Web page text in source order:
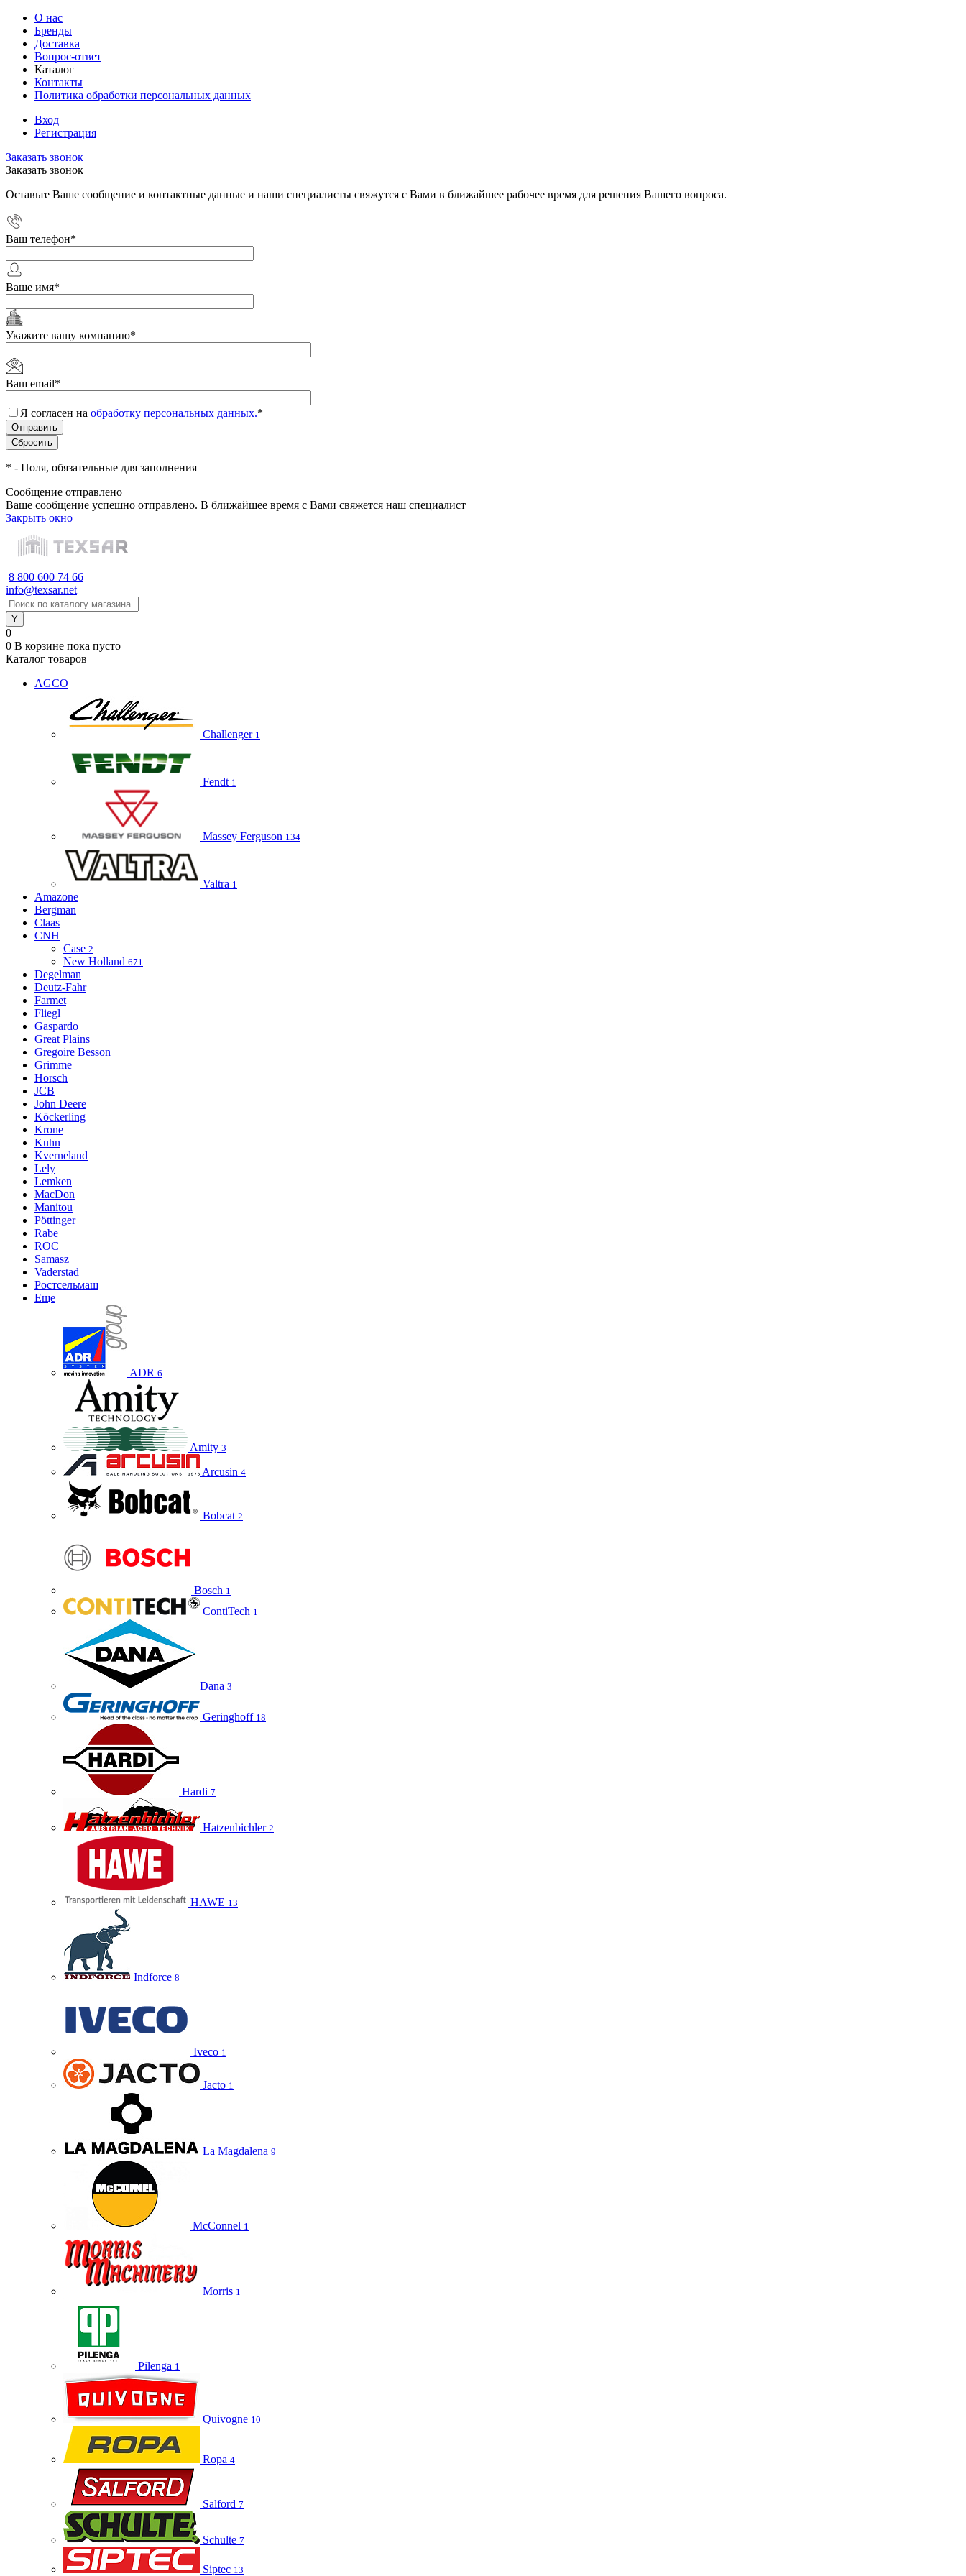
О нас
Бренды
Доставка
Вопрос-ответ
Каталог
Контакты
Политика обработки персональных данных
Вход
Регистрация
Заказать звонок
Заказать звонок
Оставьте Ваше сообщение и контактные данные и наши специалисты свяжутся с Вами в ближайшее рабочее время для решения Вашего вопроса.
Ваш телефон*
Ваше имя*
Укажите вашу компанию*
Ваш email*
Я согласен на обработку персональных данных.*
* - Поля, обязательные для заполнения
Сообщение отправлено
Ваше сообщение успешно отправлено. В ближайшее время с Вами свяжется наш специалист
Закрыть окно
8 800 600 74 66
info@texsar.net
0
0 В корзине пока пусто
Каталог товаров
AGCO
Challenger 1
Fendt 1
Massey Ferguson 134
Valtra 1
Amazone
Bergman
Claas
CNH
Case 2
New Holland 671
Degelman
Deutz-Fahr
Farmet
Fliegl
Gaspardo
Great Plains
Gregoire Besson
Grimme
Horsch
JCB
John Deere
Köckerling
Krone
Kuhn
Kverneland
Lely
Lemken
MacDon
Manitou
Pöttinger
Rabe
ROC
Samasz
Vaderstad
Ростсельмаш
Еще
ADR 6
Amity 3
Arcusin 4
Bobcat 2
Bosch 1
ContiTech 1
Dana 3
Geringhoff 18
Hardi 7
Hatzenbichler 2
HAWE 13
Indforce 8
Iveco 1
Jacto 1
La Magdalena 9
McConnel 1
Morris 1
Pilenga 1
Quivogne 10
Ropa 4
Salford 7
Schulte 7
Siptec 13